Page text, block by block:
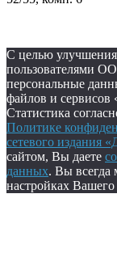
С целью улучшения
пользователями
персональные
файлов и
Статистика
Политике
сетевого издания
сайтом, Вы даете
данных. Вы всегда
настройках Вашего